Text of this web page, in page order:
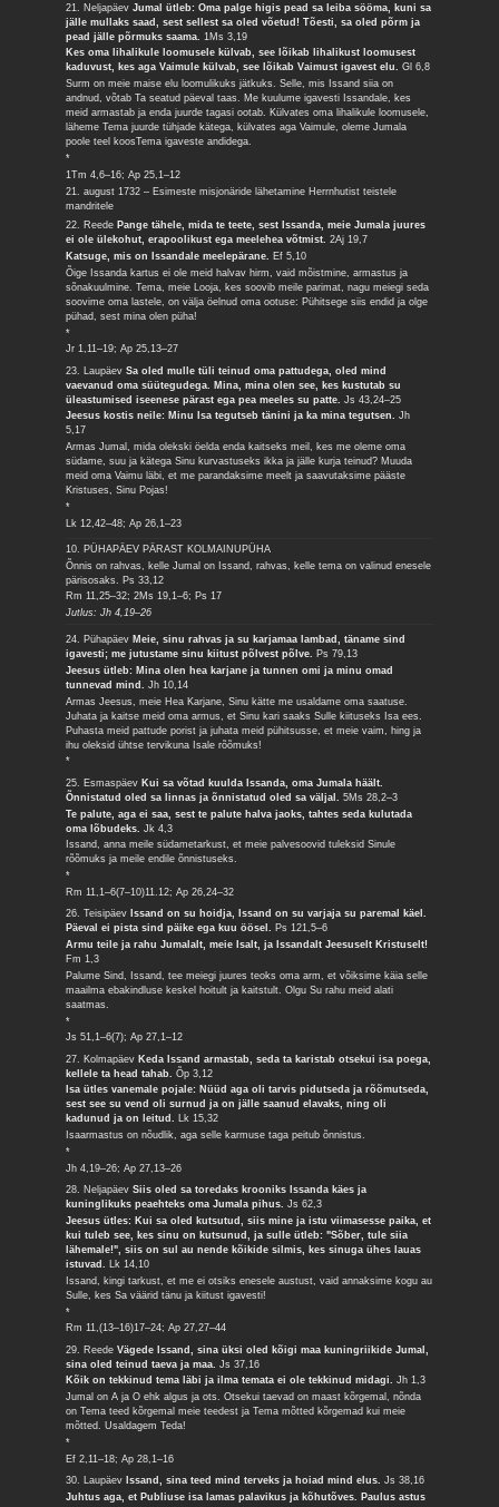
21. NeljapäevJumal ütleb: Oma palge higis pead sa leiba sööma, kuni sa
jälle mullaks saad, sest sellest sa oled võetud! Tõesti, sa oled põrm ja
pead jälle põrmuks saama. 1Ms 3,19
Kes oma lihalikule loomusele külvab, see lõikab lihalikust loomusest
kaduvust, kes aga Vaimule külvab, see lõikab Vaimust igavest elu.Gl 6,8
Surm on meie maise elu loomulikuks jätkuks. Selle, mis Issand siia on
andnud, võtab Ta seatud päeval taas. Me kuulume igavesti Issandale, kes
meid armastab ja enda juurde tagasi ootab. Külvates oma lihalikule loomusele,
läheme Tema juurde tühjade kätega, külvates aga Vaimule, oleme Jumala
poole teel koosTema igaveste andidega.
*
1Tm 4,6–16; Ap 25,1–12
21. august 1732 – Esimeste misjonäride lähetamine Herrnhutist teistele
mandritele
22. Reede Pange tähele, mida te teete, sest Issanda, meie Jumala juures
ei ole ülekohut, erapoolikust ega meelehea võtmist.2Aj 19,7
Katsuge, mis on Issandale meelepärane. Ef 5,10
Õige Issanda kartus ei ole meid halvav hirm, vaid mõistmine, armastus ja
sõnakuulmine. Tema, meie Looja, kes soovib meile parimat, nagu meiegi seda
soovime oma lastele, on välja öelnud oma ootuse: Pühitsege siis endid ja olge
pühad, sest mina olen püha!
*
Jr 1,11–19; Ap 25,13–27
23. LaupäevSa oled mulle tüli teinud oma pattudega, oled mind
vaevanud oma süütegudega. Mina, mina olen see, kes kustutab su
üleastumised iseenese pärast ega pea meeles su patte.Js 43,24–25
Jeesus kostis neile: Minu Isa tegutseb tänini ja ka mina tegutsen.Jh
5,17
Armas Jumal, mida olekski öelda enda kaitseks meil, kes me oleme oma
südame, suu ja kätega Sinu kurvastuseks ikka ja jälle kurja teinud? Muuda
meid oma Vaimu läbi, et me parandaksime meelt ja saavutaksime pääste
Kristuses, Sinu Pojas!
*
Lk 12,42–48; Ap 26,1–23
10. PÜHAPÄEV PÄRAST KOLMAINUPÜHA
Õnnis on rahvas, kelle Jumal on Issand, rahvas, kelle tema on valinud enesele
pärisosaks. Ps 33,12
Rm 11,25–32; 2Ms 19,1–6; Ps 17
Jutlus: Jh 4,19–26
24. Pühapäev Meie, sinu rahvas ja su karjamaa lambad, täname sind
igavesti; me jutustame sinu kiitust põlvest põlve. Ps 79,13
Jeesus ütleb: Mina olen hea karjane ja tunnen omi ja minu omad
tunnevad mind.Jh 10,14
Armas Jeesus, meie Hea Karjane, Sinu kätte me usaldame oma saatuse.
Juhata ja kaitse meid oma armus, et Sinu kari saaks Sulle kiituseks Isa ees.
Puhasta meid pattude porist ja juhata meid pühitsusse, et meie vaim, hing ja
ihu oleksid ühtse tervikuna Isale rõõmuks!
*
25. Esmaspäev Kui sa võtad kuulda Issanda, oma Jumala häält.
Õnnistatud oled sa linnas ja õnnistatud oled sa väljal.5Ms 28,2–3
Te palute, aga ei saa, sest te palute halva jaoks, tahtes seda kulutada
oma lõbudeks.Jk 4,3
Issand, anna meile südametarkust, et meie palvesoovid tuleksid Sinule
rõõmuks ja meile endile õnnistuseks.
*
Rm 11,1–6(7–10)11.12; Ap 26,24–32
26. Teisipäev Issand on su hoidja, Issand on su varjaja su paremal käel.
Päeval ei pista sind päike ega kuu öösel. Ps 121,5–6
Armu teile ja rahu Jumalalt, meie Isalt, ja Issandalt Jeesuselt Kristuselt!
Fm 1,3
Palume Sind, Issand, tee meiegi juures teoks oma arm, et võiksime käia selle
maailma ebakindluse keskel hoitult ja kaitstult. Olgu Su rahu meid alati
saatmas.
*
Js 51,1–6(7); Ap 27,1–12
27. Kolmapäev Keda Issand armastab, seda ta karistab otsekui isa poega,
kellele ta head tahab.Õp 3,12
Isa ütles vanemale pojale: Nüüd aga oli tarvis pidutseda ja rõõmutseda,
sest see su vend oli surnud ja on jälle saanud elavaks, ning oli
kadunud ja on leitud. Lk 15,32
Isaarmastus on nõudlik, aga selle karmuse taga peitub õnnistus.
*
Jh 4,19–26; Ap 27,13–26
28. NeljapäevSiis oled sa toredaks krooniks Issanda käes ja
kuninglikuks peaehteks oma Jumala pihus.Js 62,3
Jeesus ütles: Kui sa oled kutsutud, siis mine ja istu viimasesse paika, et
kui tuleb see, kes sinu on kutsunud, ja sulle ütleb: "Sõber, tule siia
lähemale!", siis on sul au nende kõikide silmis, kes sinuga ühes lauas
istuvad.
Lk 14,10
Issand, kingi tarkust, et me ei otsiks enesele austust, vaid annaksime kogu au
Sulle, kes Sa väärid tänu ja kiitust igavesti!
*
Rm 11,(13–16)17–24; Ap 27,27–44
29. ReedeVägede Issand, sina üksi oled kõigi maa kuningriikide Jumal,
sina oled teinud taeva ja maa.Js 37,16
Kõik on tekkinud tema läbi ja ilma temata ei ole tekkinud midagi.Jh 1,3
Jumal on A ja O ehk algus ja ots. Otsekui taevad on maast kõrgemal, nõnda
on Tema teed kõrgemal meie teedest ja Tema mõtted kõrgemad kui meie
mõtted. Usaldagem Teda!
*
Ef 2,11–18; Ap 28,1–16
30. Laupäev Issand, sina teed mind terveks ja hoiad mind elus.Js 38,16
Juhtus aga, et Publiuse isa lamas palavikus ja kõhutõves. Paulus astus